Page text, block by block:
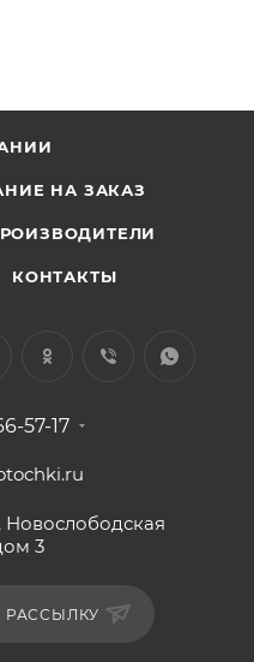
НА ЗАКАЗ
КОНТАКТЫ
57-17
Новослободская
3